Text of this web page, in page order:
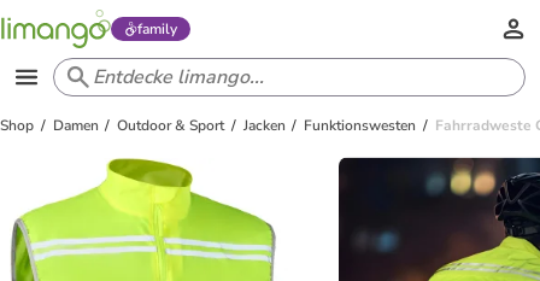
family
Shop Damen Outdoor & Sport Jacken Funktionswesten Fahrradweste